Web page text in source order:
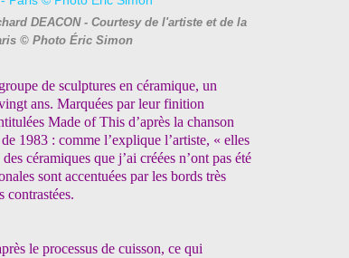
DEACON - Courtesy de l'artiste et de la
© Photo Éric Simon
de sculptures en céramique, un
ans. Marquées par leur finition
Made of This d’après la chanson
1983 : comme l’explique l’artiste, « elles
céramiques que j’ai créées n’ont pas été
sont accentuées par les bords très
contrastées.
le processus de cuisson, ce qui